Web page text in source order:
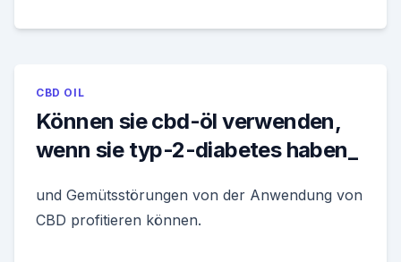
CBD OIL
Können sie cbd-öl verwenden,
wenn sie typ-2-diabetes haben_
und Gemütsstörungen von der Anwendung von
CBD profitieren können.